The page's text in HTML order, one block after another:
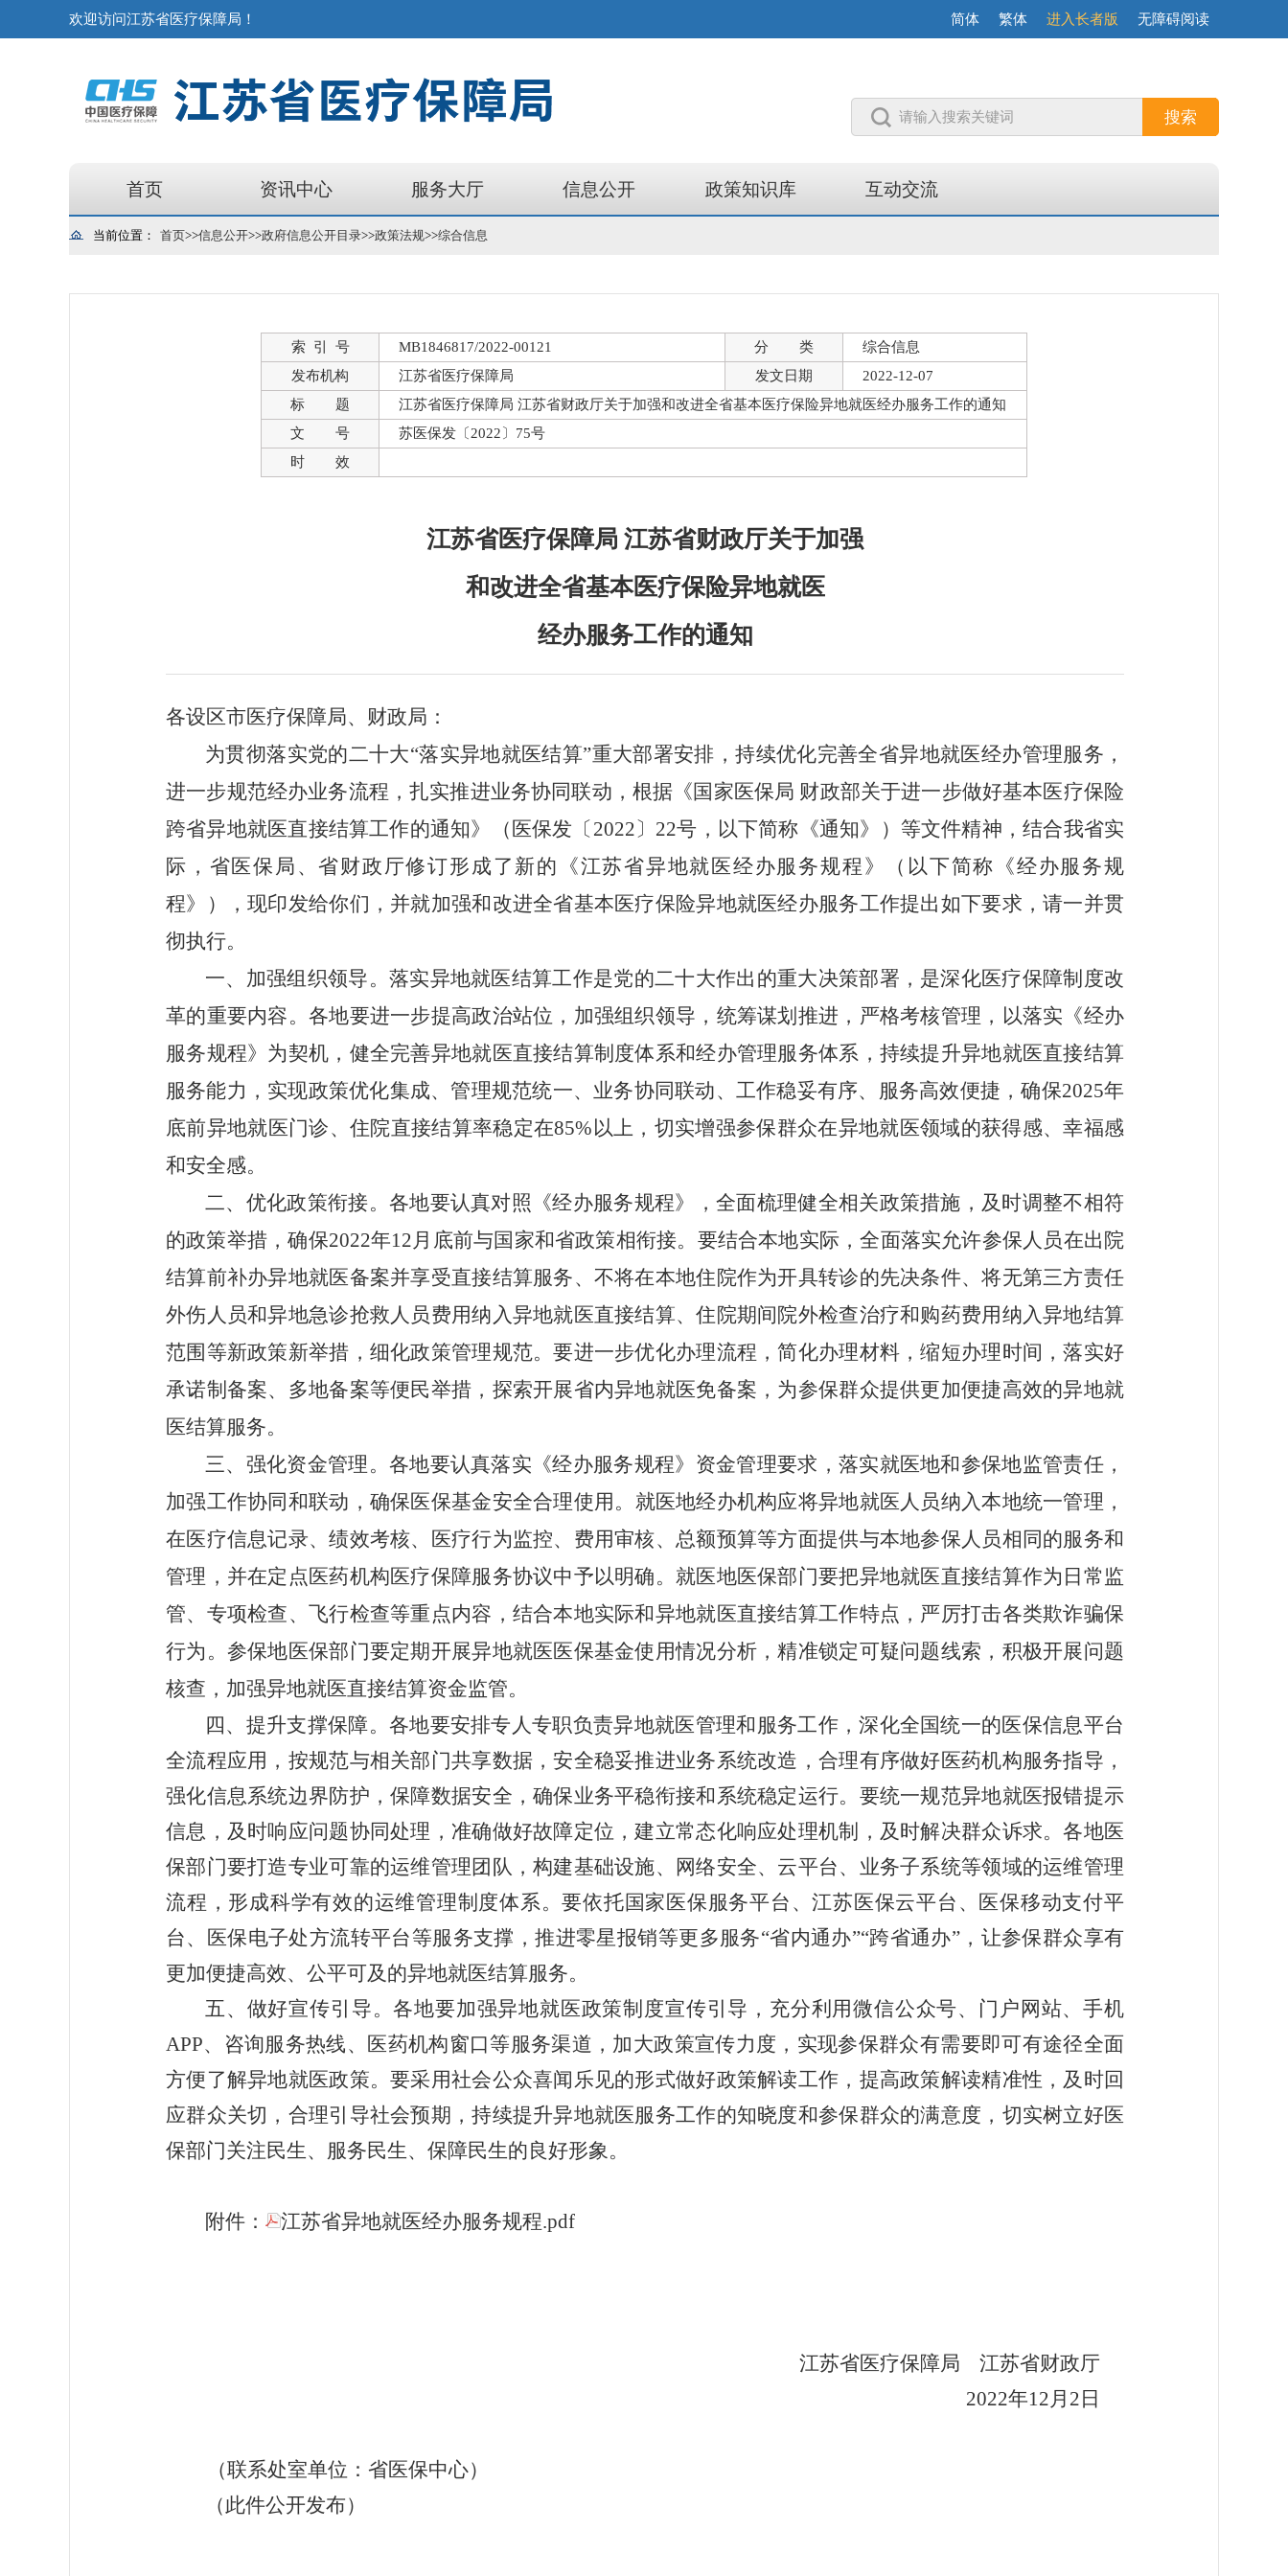
欢迎访问江苏省医疗保障局！ 简体 繁体 进入长者版 无障碍阅读
首页 资讯中心 服务大厅 信息公开 政策知识库 互动交流
当前位置： 首页>>信息公开>>政府信息公开目录>>政策法规>>综合信息
索 引 号 MB1846817/2022-00121 分 类
综合信息
发布机构
江苏省医疗保障局 发文日期
2022-12-07
标 题
江苏省医疗保障局 江苏省财政厅关于加强和改进全省基本医疗保险异地就医经办服务工作的通知
文 号
苏医保发〔2022〕75号
时 效
江苏省医疗保障局 江苏省财政厅关于加强
和改进全省基本医疗保险异地就医
经办服务工作的通知
各设区市医疗保障局、财政局：
为贯彻落实党的二十大“落实异地就医结算”重大部署安排，持续优化完善全省异地就医经办管理服务，
进一步规范经办业务流程，扎实推进业务协同联动，根据《国家医保局 财政部关于进一步做好基本医疗保险
跨省异地就医直接结算工作的通知》（医保发〔 2022〕 22号 ，以下简称《通知》
）等文件精神，结合我省实
际，省医保局、省财政厅修订形成了新的《江苏省异地就医经办服务规程》（以下简称《经办服务规
程》），现印发给你们，并就加强和改进全省基本医疗保险异地就医经办服务工作提出如下要求，请一并贯
彻执行。
一、加强组织领导。落实异地就医结算工作是党的二十大作出的重大决策部署，是深化医疗保障制度改
革的重要内容。各地要进一步提高政治站位，加强组织领导，统筹谋划推进，严格考核管理，以落实 《经办
服务规程》为契机，健全完善异地就医直接结算制度体系和经办管理服务体系， 持续提升异地就医直接结算
服务能力，实现政策优化集成、管理规范统一、业务协同联动、工作稳妥有序、服务高效便捷，确保2025年
底前异地就医门诊、住院直接结算率稳定在85% 以上，切实增强参保群众在异地就医领域的获得感、幸福感
和安全感。
二、优化政策衔接。各地要认真对照 《经办服务规程》
，全面梳理健全相关政策措施，及时调整不相符
的政策举措，确保2022年12月底前与国家和省政策相衔接。要结合本地实际，全面落实允许参保人员在出院
结算前补办异地就医备案并享受直接结算服务、不将在本地住院作为开具转诊的先决条件、将无第三方责任
外伤人员和异地急诊抢救人员费用纳入异地就医直接结算、住院期间院外检查治疗和购药费用纳入异地结算
范围等新政策新举措，细化政策管理规范。要进一步优化办理流程，简化办理材料，缩短办理时间，落实好
承诺制备案、多地备案等便民举措，探索开展省内异地就医免备案，为参保群众提供更加便捷高效的异地就
医结算服务。
三、强化资金管理 。各地要认真落实 《经办服务规程》资金管理要求，落实就医地和参保地监管责任，
加强工作协同和联动，确保医保基金安全合理使用。 就医地经办机构应将异地就医人员纳入本地统一管理，
在医疗信息记录、绩效考核、医疗行为监控、费用审核、总额预算等方面提供与本地参保人员相同的服务和
管理，并在定点医药机构医疗保障服务协议中予以明确。就医地医保部门要把异地就医直接结算作为日常监
管、专项检查、飞行检查等重点内容，结合本地实际和异地就医直接结算工作特点，严厉打击各类欺诈骗保
行为。参保地医保部门要定期开展异地就医医保基金使用情况分析，精准锁定可疑问题线索，积极开展问题
核查，加强异地就医直接结算资金监管。
四、提升支撑保障。各地要安排专人专职负责异地就医管理和服务工作，深化全国统一的医保信息平台
全流程应用，按规范与相关部门共享数据，安全稳妥推进业务系统改造，合理有序做好医药机构服务指导，
强化信息系统边界防护，保障数据安全，确保业务平稳衔接和系统稳定运行。要统一规范异地就医报错提示
信息，及时响应问题协同处理，准确做好故障定位，建立常态化响应处理机制，及时解决群众诉求。各地医
保部门要打造专业可靠的运维管理团队，构建基础设施、网络安全、云平台、业务子系统等领域的运维管理
流程，形成科学有效的运维管理制度体系。要依托国家医保服务平台、江苏医保云平台、医保移动支付平
台、医保电子处方流转平台等服务支撑，推进零星报销等更多服务“省内通办”“跨省通办”，让参保群众享有
更加便捷高效、公平可及的异地就医结算服务。
五、做好宣传引导。各地要加强异地就医政策制度宣传引导，充分利用微信公众号、门户网站、手机
APP、咨询服务热线、医药机构窗口等服务渠道，加大政策宣传力度，实现参保群众有需要即可有途径全面
方便了解异地就医政策。要采用社会公众喜闻乐见的形式做好政策解读工作，提高政策解读精准性，及时回
应群众关切，合理引导社会预期，持续提升异地就医服务工作的知晓度和参保群众的满意度，切实树立好医
保部门关注民生、服务民生、保障民生的良好形象。
附件： 江苏省异地就医经办服务规程.pdf
江苏省医疗保障局
江苏省财政厅
2022年12月 2 日
（联系处室单位：省医保中心）
（此件公开发布）